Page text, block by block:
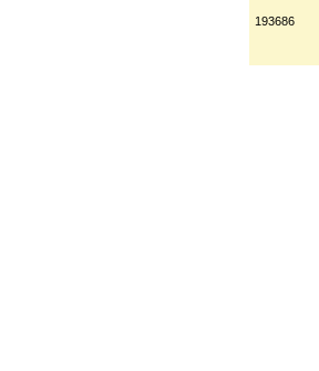
193686